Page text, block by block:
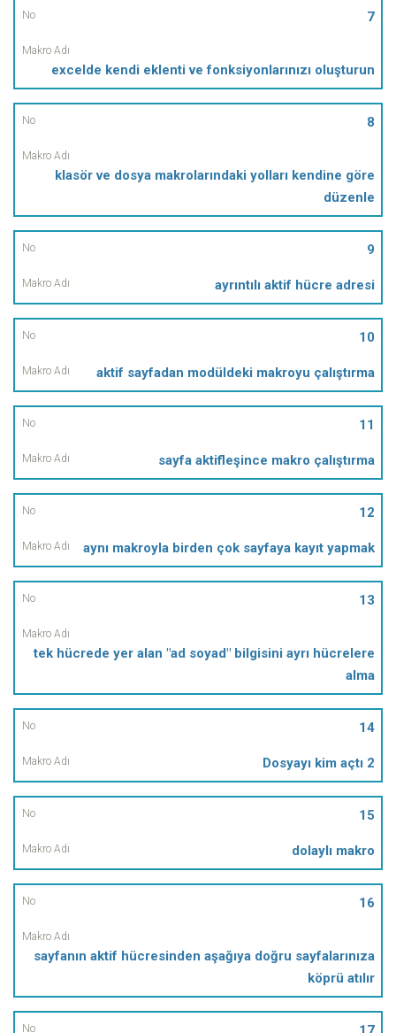
7
excelde kendi eklenti ve fonksiyonlarınızı oluşturun
8
klasör ve dosya makrolarındaki yolları kendine göre
düzenle
9
ayrıntılı aktif hücre adresi
10
aktif sayfadan modüldeki makroyu çalıştırma
11
sayfa aktifleşince makro çalıştırma
12
aynı makroyla birden çok sayfaya kayıt yapmak
13
tek hücrede yer alan "ad soyad" bilgisini ayrı hücrelere
alma
14
Dosyayı kim açtı 2
15
dolaylı makro
16
sayfanın aktif hücresinden aşağıya doğru sayfalarınıza
köprü atılır